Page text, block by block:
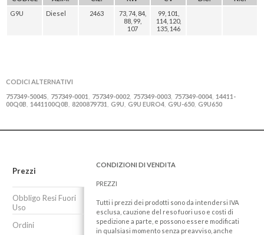
G9U
Diesel 2463
73, 74, 84,
88, 99,
107
99, 101,
114, 120,
135, 146
CODICI ALTERNATIVI
757349-5004S
757349-0001 757349-0002 757349-0003 757349-0004 14411-
00Q0B 1441100Q0B 8200879731 G9U G9U EURO4 G9U-650 G9U650
Prezzi
Obbligo Resi Fuori
Uso
Ordini
CONDIZIONI DI VENDITA
PREZZI
Tutti i prezzi dei prodotti sono da intendersi IVA
esclusa, cauzione del reso fuori uso e costi di
spedizione a parte, e possono essere modificati
in qualsiasi momento senza preavviso, anche